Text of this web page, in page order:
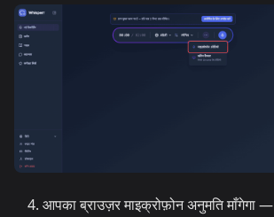
आपका ब्राउज़र माइक्रोफ़ोन अनुमति माँगेगा —